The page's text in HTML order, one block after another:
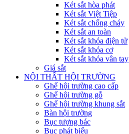
Két sắt hòa phát
Két sắt Việt Tiệp
Két sắt chống cháy
Két sắt an toàn
Két sắt khóa điện tử
Két sắt khóa cơ
Két sắt khóa vân tay
Giá sắt
NỘI THẤT HỘI TRƯỜNG
Ghế hội trường cao cấp
Ghế hội trường gỗ
Ghế hội trường khung sắt
Bàn hội trường
Bục tượng bác
Bục phát biểu